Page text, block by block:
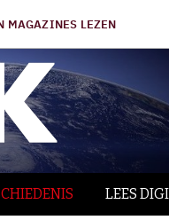
MAGAZINES LEZEN
LEES